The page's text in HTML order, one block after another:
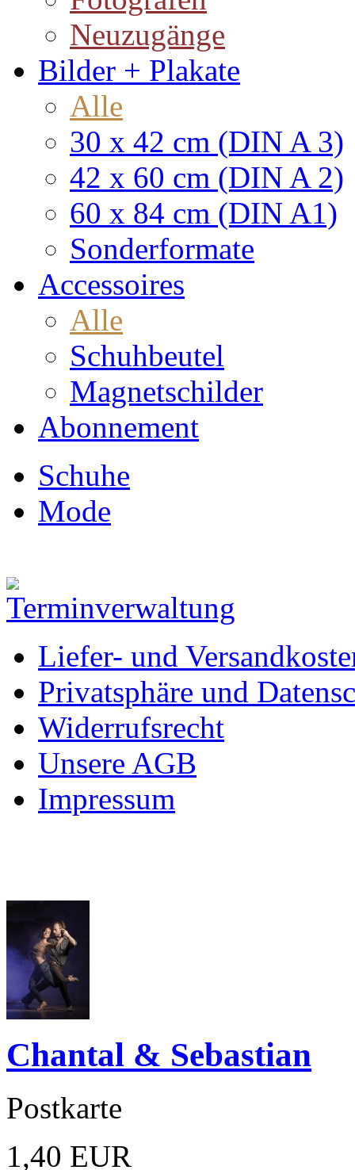
Neuzugänge
Bilder + Plakate
Alle
30 x 42 cm (DIN A 3)
42 x 60 cm (DIN A 2)
60 x 84 cm (DIN A1)
Sonderformate
Accessoires
Alle
Schuhbeutel
Magnetschilder
Abonnement
Schuhe
Mode
Liefer- und
Privatsphäre und
Widerrufsrecht
Unsere AGB
Impressum
Chantal & Sebastian
Postkarte
1,40 EUR